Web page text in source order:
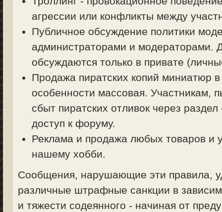
агрессии или конфликты между
Публичное обсуждение политики
администраторами и модераторами.
обсуждаются только в привате
Продажа пиратских копий миниатюр
особенности массовая. Участникам,
сбыт пиратских отливок через
доступ к форуму.
Реклама и продажа любых товаров и
нашему хобби.
Сообщения, нарушающие эти правила,
различные штрафные санкции в
и тяжести содеянного - начиная от